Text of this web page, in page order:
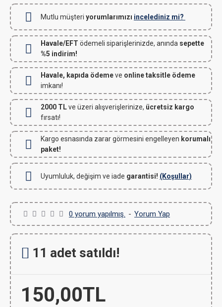
Mutlu müşteri yorumlarımızı incelediniz mi?
Havale/EFT ödemeli siparişlerinizde, anında sepette
%5 indirim!
Havale, kapıda ödemeve online taksitle ödeme
imkanı!
2000 TLve üzeri alışverişlerinize, ücretsiz kargo
fırsatı!
Kargo esnasında zarar görmesini engelleyen korumalı
paket!
Uyumluluk, değişim ve iade garantisi! (Koşullar)
0 yorum yapılmış. - Yorum Yap
150,00TL
11 adet satıldı!